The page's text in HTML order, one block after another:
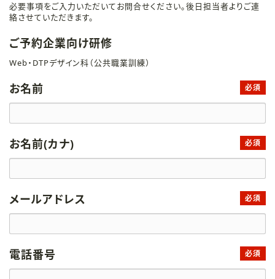
必要事項をご入力いただいてお問合せください。後日担当者よりご連
絡させていただきます。
ご予約企業向け研修
Web・DTPデザイン科（公共職業訓練）
お名前 必須
お名前(カナ) 必須
メールアドレス 必須
電話番号 必須